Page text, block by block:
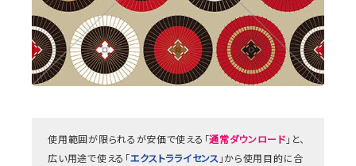
使用範囲が限られるが安価で使える「通常ダウンロード 」と、
広い用途で使える「エクストラライセンス 」から使用目的に合